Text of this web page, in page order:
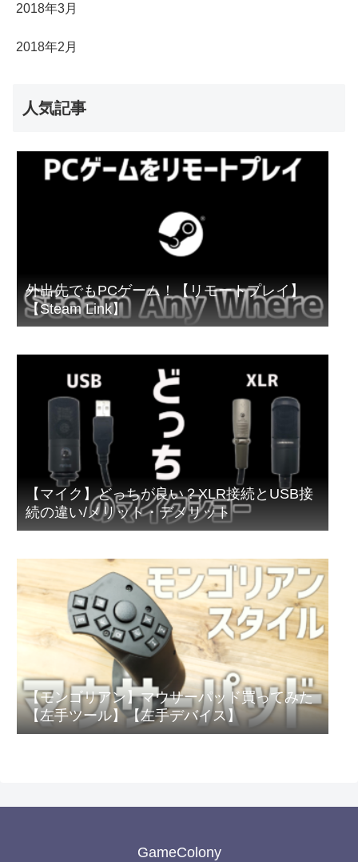
2018年3月
2018年2月
人気記事
外出先でもPCゲーム！【リモートプレイ】
【Steam Link】
【マイク】どっちが良い？XLR接続とUSB接
続の違い/メリット・デメリット
【モンゴリアン】マウサーパッド買ってみた
【左手ツール】【左手デバイス】
GameColony